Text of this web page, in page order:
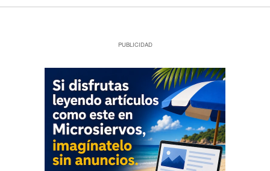
PUBLICIDAD